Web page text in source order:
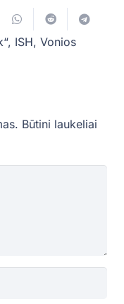
, ISH, Vonios
Būtini laukeliai